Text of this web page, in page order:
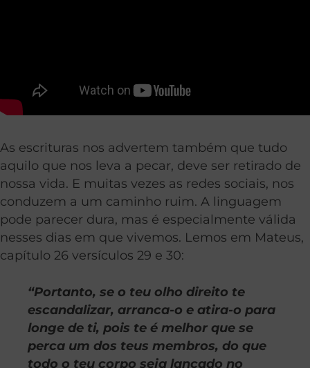
As escrituras nos advertem também que tudo
aquilo que nos leva a pecar, deve ser retirado de
nossa vida. E muitas vezes as redes sociais, nos
conduzem a um caminho ruim. A linguagem
pode parecer dura, mas é especialmente válida
nesses dias em que vivemos. Lemos em Mateus,
capítulo 26 versículos 29 e 30:
“Portanto, se o teu olho direito te
escandalizar, arranca-o e atira-o para
longe de ti, pois te é melhor que se
perca um dos teus membros, do que
todo o teu corpo seja lançado no